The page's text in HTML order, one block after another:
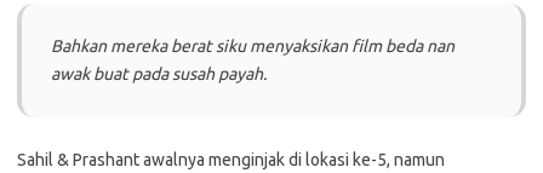
Bahkan mereka berat siku menyaksikan film beda nan
awak buat pada susah payah.
Sahil & Prashant awalnya menginjak di lokasi ke-5, namun